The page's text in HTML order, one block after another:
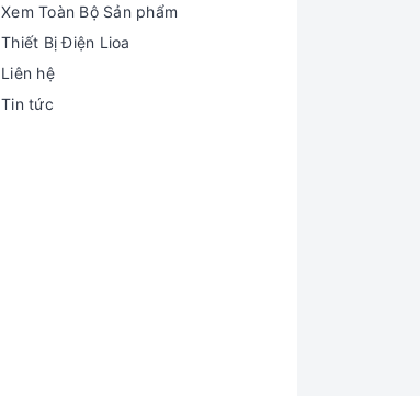
Xem Toàn Bộ Sản phẩm
Thiết Bị Điện Lioa
Liên hệ
Tin tức